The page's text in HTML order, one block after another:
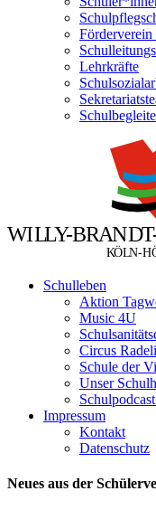
Lehrkräfte
WILLY-BRANDT
KÖLN-H
Schulleben
Aktion
Music 4U
Circus
Schule der
Unser
Impressum
Kontakt
Datenschutz
Neues aus der